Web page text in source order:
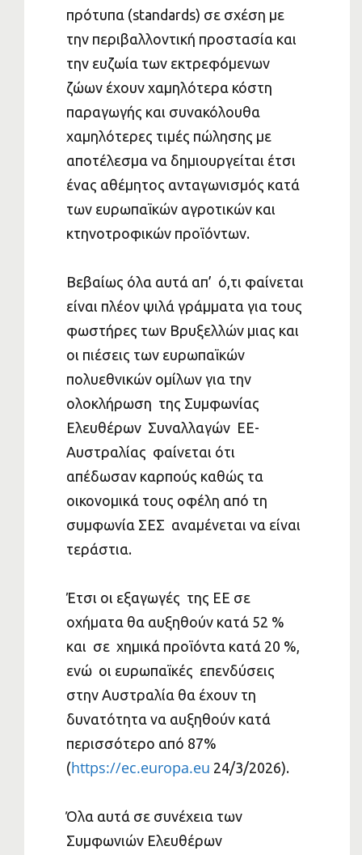
πρότυπα (standards) σε σχέση με
την περιβαλλοντική προστασία και
την ευζωία των εκτρεφόμενων
ζώων έχουν χαμηλότερα κόστη
παραγωγής και συνακόλουθα
χαμηλότερες τιμές πώλησης με
αποτέλεσμα να δημιουργείται έτσι
ένας αθέμητος ανταγωνισμός κατά
των ευρωπαϊκών αγροτικών και
κτηνοτροφικών προϊόντων.
Βεβαίως όλα αυτά απ’ ό,τι φαίνεται
είναι πλέον ψιλά γράμματα για τους
φωστήρες των Βρυξελλών μιας και
οι πιέσεις των ευρωπαϊκών
πολυεθνικών ομίλων για την
ολοκλήρωση της Συμφωνίας
Ελευθέρων Συναλλαγών ΕΕ-
Αυστραλίας φαίνεται ότι
απέδωσαν καρπούς καθώς τα
οικονομικά τους οφέλη από τη
συμφωνία ΣΕΣ αναμένεται να είναι
τεράστια.
Έτσι οι εξαγωγές της ΕΕ σε
οχήματα θα αυξηθούν κατά 52 %
και σε χημικά προϊόντα κατά 20 %,
ενώ οι ευρωπαϊκές επενδύσεις
στην Αυστραλία θα έχουν τη
δυνατότητα να αυξηθούν κατά
περισσότερο από 87%
(https://ec.europa.eu 24/3/2026).
Όλα αυτά σε συνέχεια των
Συμφωνιών Ελευθέρων